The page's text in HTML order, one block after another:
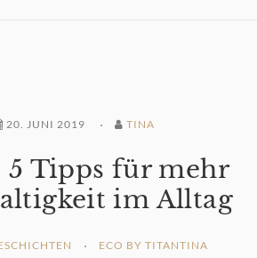
20. JUNI 2019 TINA
5 Tipps für mehr
im Alltag
ECO BY TITANTINA